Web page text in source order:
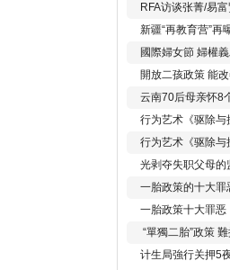
RFA访谈张菁/易
新疆“再教育营”再
國際婦女節 婦權
開放二孩政策 能
云南70后母亲怀8
行为艺术《驱除与
行为艺术《驱除与
光剥夺失职父母的
一胎政策的十大罪
一胎政策十大罪恶
“單獨二胎”政策
计生局強行关押5